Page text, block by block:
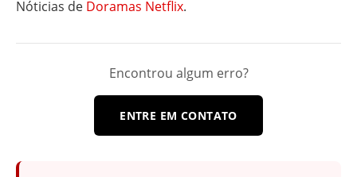
Nóticias de Doramas Netflix.
Encontrou algum erro?
ENTRE EM CONTATO